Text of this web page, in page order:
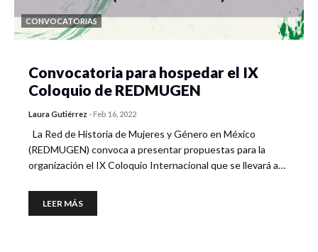
CONVOCATORIAS
Convocatoria para hospedar el IX
Coloquio de REDMUGEN
Laura Gutiérrez -Feb 16, 2022
La Red de Historia de Mujeres y Género en México
(REDMUGEN) convoca a presentar propuestas para la
organización el IX Coloquio Internacional que se llevará a…
LEER MÁS